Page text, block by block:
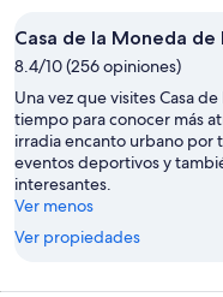
Casa de la Moneda de
8.4/10 (256 opiniones)
Una vez que visites Casa
tiempo para conocer más
irradia encanto urbano por
eventos deportivos y
interesantes.
Ver menos
Ver propiedades